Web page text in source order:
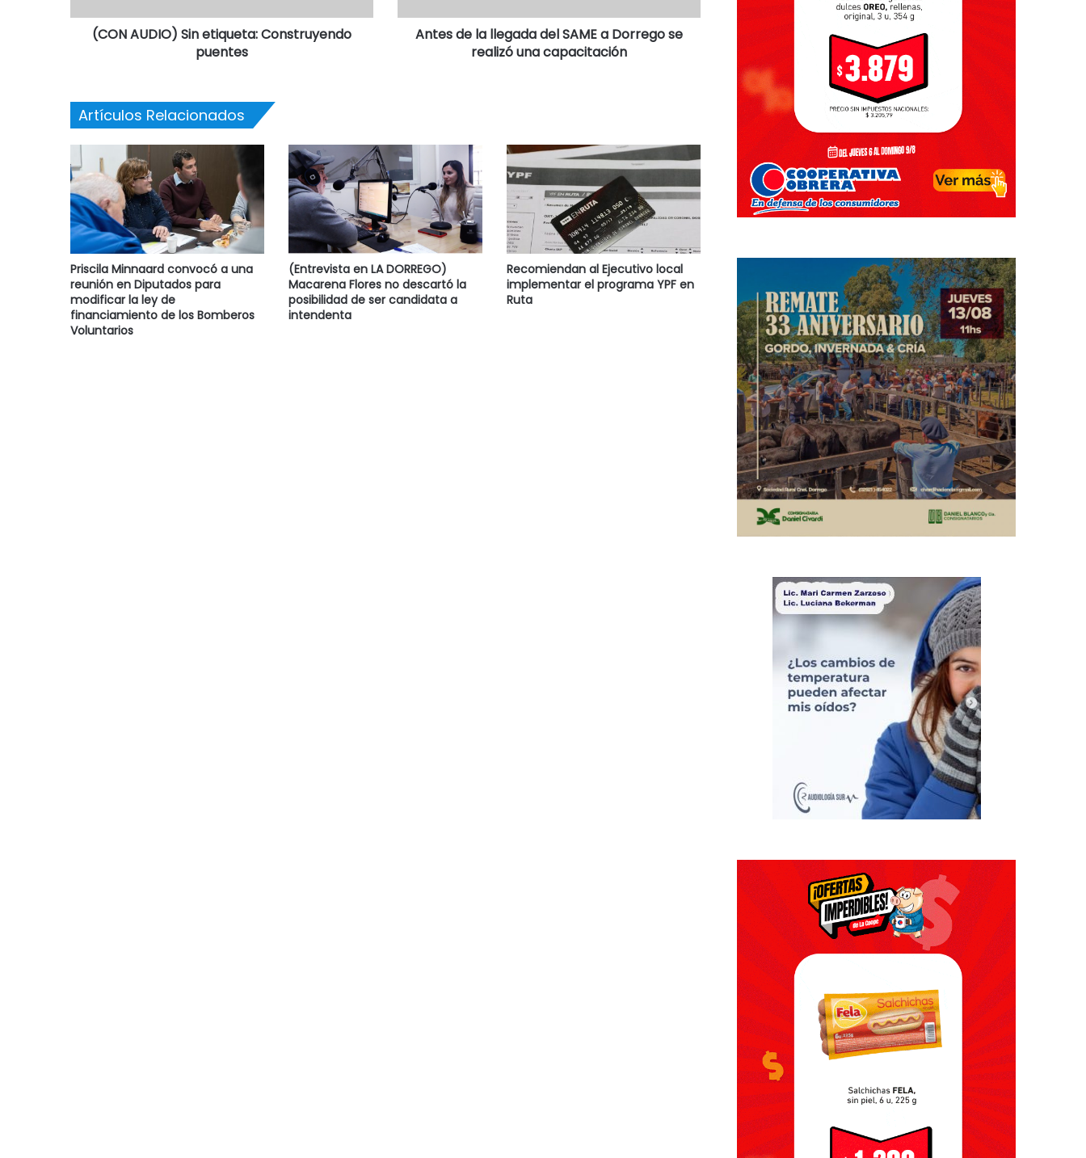
(CON AUDIO) Sin etiqueta: Construyendo
puentes
Antes de la llegada del SAME a Dorrego se
realizó una capacitación
Artículos Relacionados
Priscila Minnaard convocó a una
reunión en Diputados para
modificar la ley de
financiamiento de los Bomberos
Voluntarios
(Entrevista en LA DORREGO)
Macarena Flores no descartó la
posibilidad de ser candidata a
intendenta
Recomiendan al Ejecutivo local
implementar el programa YPF en
Ruta